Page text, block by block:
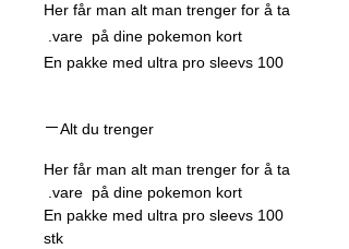
Her får man alt man trenger for å ta
vare på dine pokemon kort.
En pakke med ultra pro sleevs 100
En ultra pro Deck boks som passer til
75 kort
Mye verdi for pengene rimeligere en
å kjøpe alt for seg selv =)
Alt du trenger
Her får man alt man trenger for å ta
vare på dine pokemon kort.
En pakke med ultra pro sleevs 100
stk